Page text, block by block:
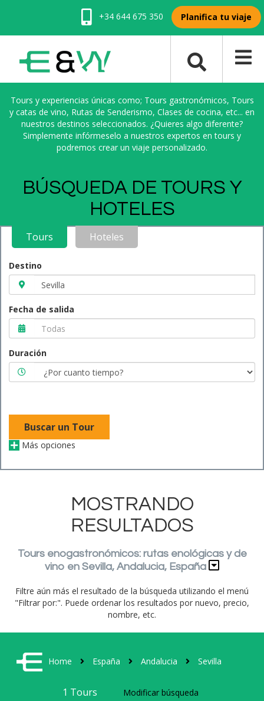
+34 644 675 350 Planifica tu viaje
Tours y experiencias únicas como; Tours gastronómicos, Tours
y catas de vino, Rutas de Senderismo, Clases de cocina, etc... en
nuestros destinos seleccionados. ¿Quieres algo diferente?
Simplemente infórmeselo a nuestros expertos en tours y
podremos crear un viaje personalizado.
BÚSQUEDA DE TOURS Y
HOTELES
Tours Hoteles
Destino
Fecha de salida
Duración
Buscar un Tour
Más opciones
MOSTRANDO
RESULTADOS
Tours enogastronómicos: rutas enológicas y de
vino en Sevilla, Andalucia, España
Filtre aún más el resultado de la búsqueda utilizando el menú
"Filtrar por:". Puede ordenar los resultados por nuevo, precio,
nombre, etc.
Home España Andalucia Sevilla
1 Tours Modificar búsqueda